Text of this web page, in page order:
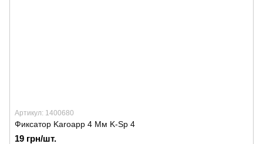
Артикул: 1400680
Фиксатор Karoapp 4 Мм K-Sp 4
19 грн/шт.